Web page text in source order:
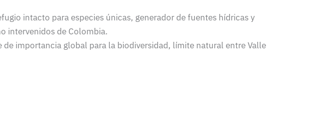
intacto para especies únicas, generador de fuentes hídricas y
intervenidos de Colombia.
de importancia global para la biodiversidad, límite natural entre Valle